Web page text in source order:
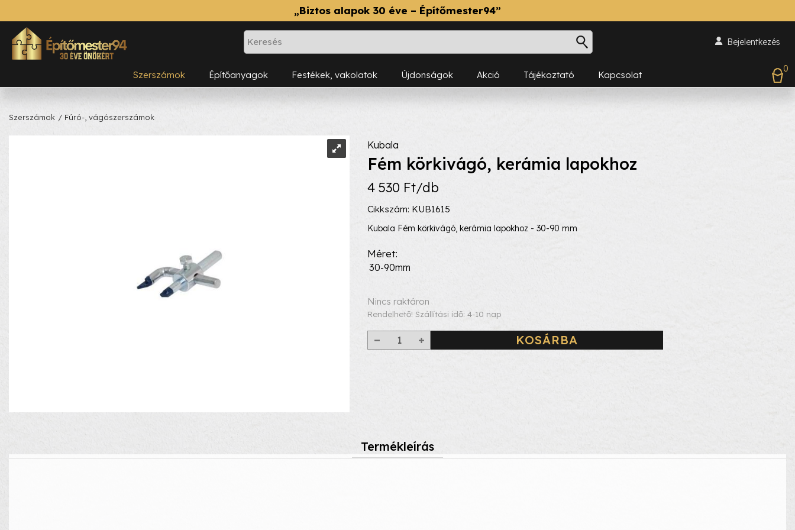
„Biztos alapok 30 éve – Építőmester94”
Bejelentkezés
Szerszámok Építőanyagok Festékek, vakolatok Újdonságok Akció Tájékoztató Kapcsolat
0
Szerszámok / Fúró-, vágószerszámok
Kubala
Fém körkivágó, kerámia lapokhoz
4 530 Ft/db
Cikkszám: KUB1615
Kubala Fém körkivágó, kerámia lapokhoz - 30-90 mm
Méret
30-90mm
Nincs raktáron
Rendelhető! Szállítási idő: 4-10 nap
KOSÁRBA
Termékleírás